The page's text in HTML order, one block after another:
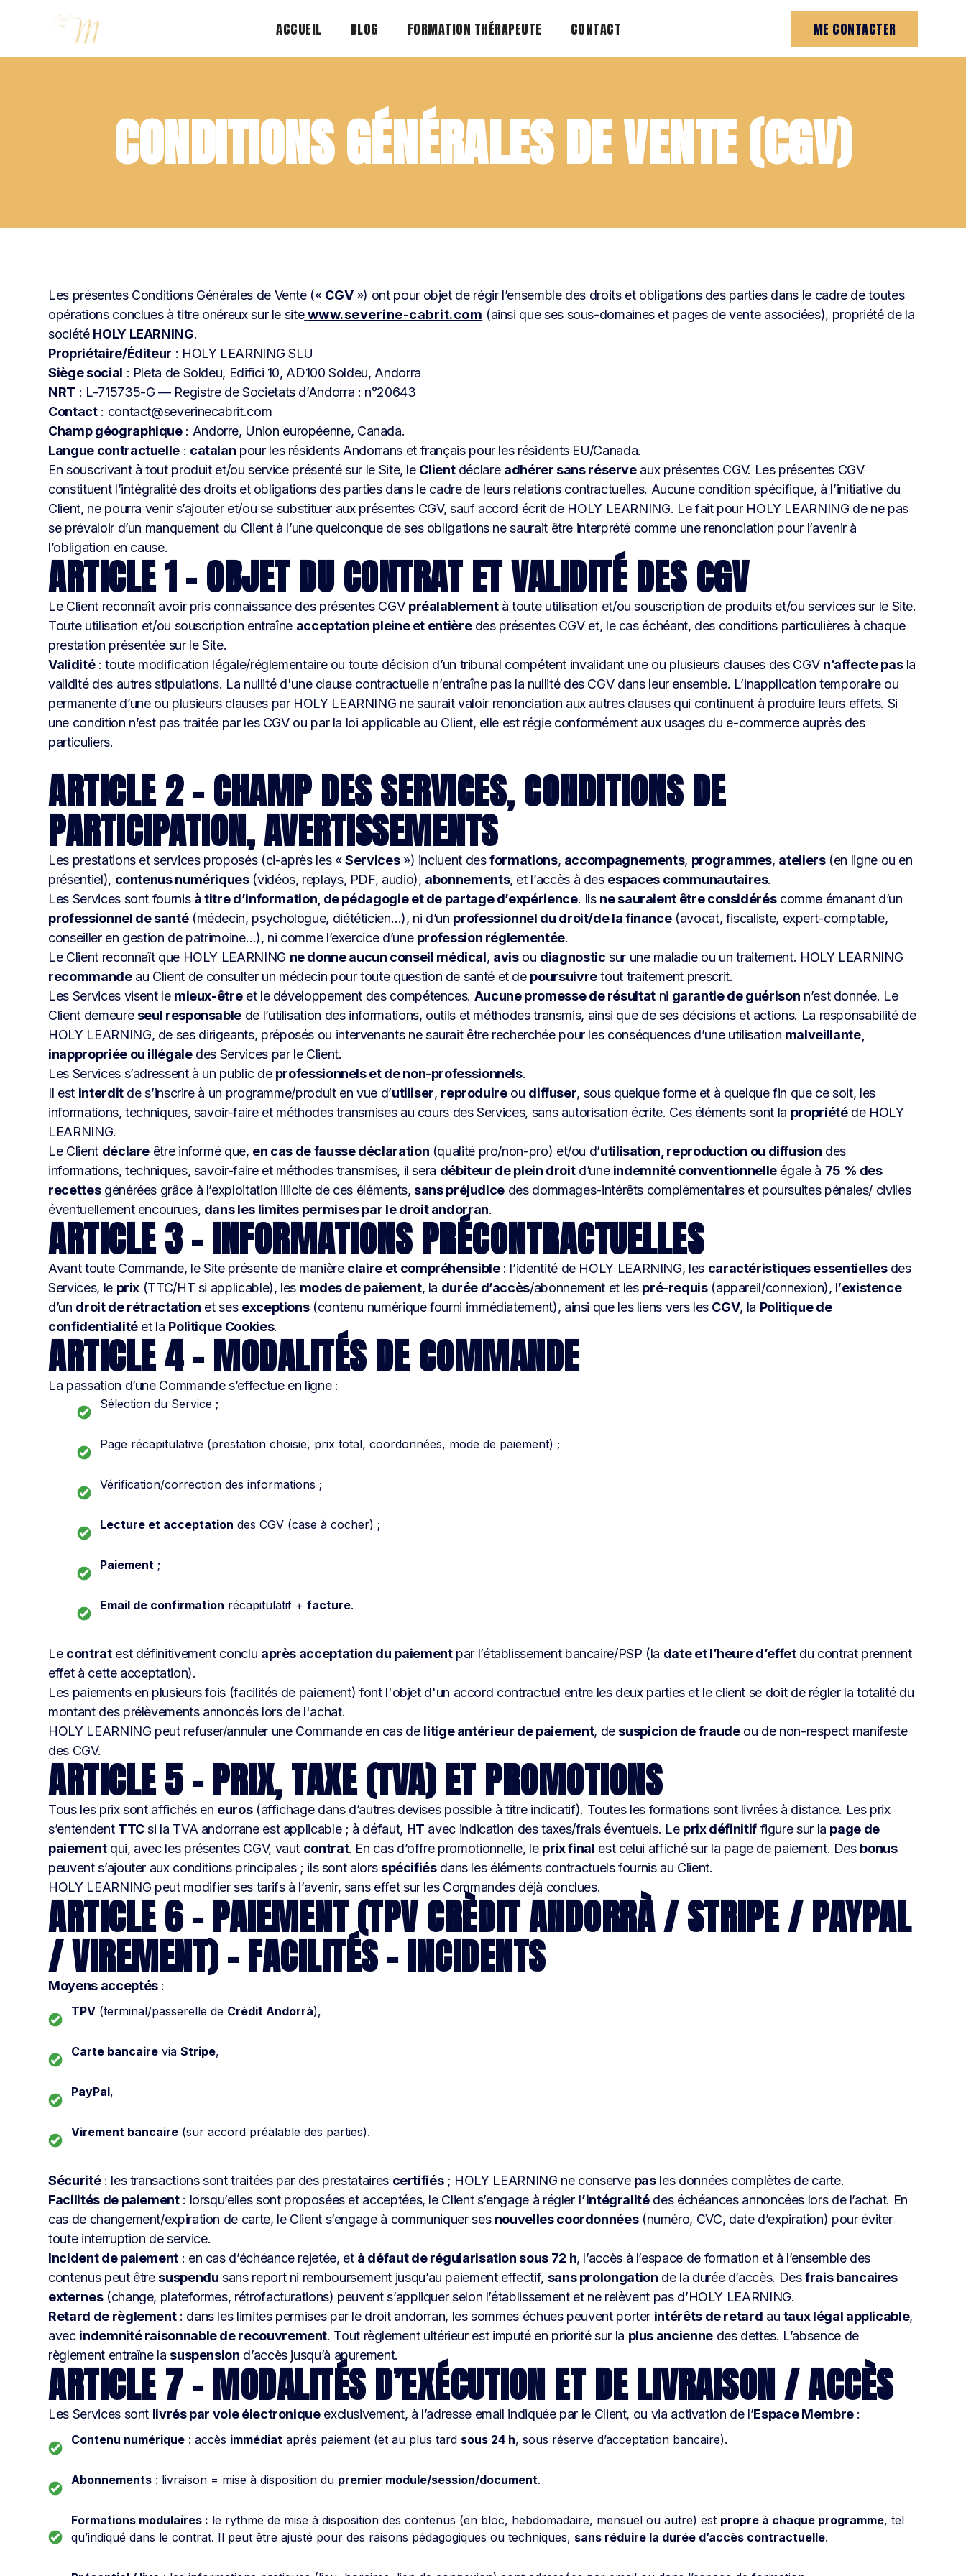
ACCUEIL BLOG FORMATION THÉRAPEUTE CONTACT ME CONTACTER
CONDITIONS GÉNÉRALES DE VENTE (CGV)
Les présentes Conditions Générales de Vente (« CGV») ont pour objet de régir l’ensemble des droits et obligations des parties dans le cadre de toutes
opérations conclues à titre onéreux sur le site www.severine-cabrit.com (ainsi que ses sous-domaines et pages de vente associées), propriété de la
société HOLY LEARNING.
Propriétaire/Éditeur : HOLY LEARNING SLU
Siège social : Pleta de Soldeu, Edifici 10, AD100 Soldeu, Andorra
NRT : L-715735-G — Registre de Societats d’Andorra : n°20643
Contact: contact@severinecabrit.com
Champ géographique: Andorre, Union européenne, Canada.
Langue contractuelle : catalan pour les résidents Andorrans et français pour les résidents EU/Canada.
En souscrivant à tout produit et/ou service présenté sur le Site, le Clientdéclare adhérer sans réserveaux présentes CGV. Les présentes CGV
constituent l’intégralité des droits et obligations des parties dans le cadre de leurs relations contractuelles. Aucune condition spécifique, à l’initiative du
Client, ne pourra venir s’ajouter et/ou se substituer aux présentes CGV, sauf accord écrit de HOLY LEARNING. Le fait pour HOLY LEARNING de ne pas
se prévaloir d’un manquement du Client à l’une quelconque de ses obligations ne saurait être interprété comme une renonciation pour l’avenir à
l’obligation en cause.
ARTICLE 1 – OBJET DU CONTRAT ET VALIDITÉ DES CGV
Le Client reconnaît avoir pris connaissance des présentes CGV préalablementà toute utilisation et/ou souscription de produits et/ou services sur le Site.
Toute utilisation et/ou souscription entraîne acceptation pleine et entièredes présentes CGV et, le cas échéant, des conditions particulières à chaque
prestation présentée sur le Site.
Validité: toute modification légale/réglementaire ou toute décision d’un tribunal compétent invalidant une ou plusieurs clauses des CGV n’affecte pasla
validité des autres stipulations. La nullité d'une clause contractuelle n’entraîne pas la nullité des CGV dans leur ensemble. L’inapplication temporaire ou
permanente d’une ou plusieurs clauses par HOLY LEARNING ne saurait valoir renonciation aux autres clauses qui continuent à produire leurs effets. Si
une condition n’est pas traitée par les CGV ou par la loi applicable au Client, elle est régie conformément aux usages du e-commerce auprès des
particuliers.
ARTICLE 2 – CHAMP DES SERVICES, CONDITIONS DE
PARTICIPATION, AVERTISSEMENTS
Les prestations et services proposés (ci-après les «Services») incluent desformations, accompagnements, programmes, ateliers(en ligne ou en
présentiel), contenus numériques(vidéos, replays, PDF, audio), abonnements, et l’accès à des espaces communautaires.
Les Services sont fournis à titre d’information, de pédagogie et de partage d’expérience. Ils ne sauraient être considéréscomme émanant d’un
professionnel de santé(médecin, psychologue, diététicien…), ni d’un professionnel du droit/de la finance(avocat, fiscaliste, expert-comptable,
conseiller en gestion de patrimoine…), ni comme l’exercice d’une profession réglementée.
Le Client reconnaît que HOLY LEARNING ne donne aucun conseil médical, avisou diagnostic sur une maladie ou un traitement. HOLY LEARNING
recommandeau Client de consulter un médecin pour toute question de santé et de poursuivretout traitement prescrit.
Les Services visent le mieux-êtreet le développement des compétences. Aucune promesse de résultatni garantie de guérison n’est donnée. Le
Client demeureseul responsable de l’utilisation des informations, outils et méthodes transmis, ainsi que de ses décisions et actions. La responsabilité de
HOLY LEARNING, de ses dirigeants, préposés ou intervenants ne saurait être recherchée pour les conséquences d’une utilisation malveillante,
inappropriée ou illégaledes Services par le Client.
Les Services s’adressent à un public de professionnels et de non-professionnels.
Il est interditde s’inscrire à un programme/produit en vue d’utiliser, reproduireou diffuser, sous quelque forme et à quelque fin que ce soit, les
informations, techniques, savoir-faire et méthodes transmises au cours des Services, sans autorisation écrite. Ces éléments sont la propriétéde HOLY
LEARNING.
Le Client déclare être informé que, en cas de fausse déclaration (qualité pro/non-pro) et/ou d’utilisation, reproduction ou diffusion des
informations, techniques, savoir-faire et méthodes transmises, il sera débiteur de plein droitd’une indemnité conventionnelleégale à 75 % des
recettesgénérées grâce à l’exploitation illicite de ces éléments,sans préjudice des dommages-intérêts complémentaires et poursuites pénales/ civiles
éventuellement encourues, dans les limites permises par le droit andorran.
ARTICLE 3 – INFORMATIONS PRÉCONTRACTUELLES
Avant toute Commande, le Site présente de manière claire et compréhensible: l’identité de HOLY LEARNING, les caractéristiques essentiellesdes
Services, le prix (TTC/HT si applicable), les modes de paiement, la durée d’accès/abonnement et les pré-requis(appareil/connexion), l’existence
d’un droit de rétractation et ses exceptions(contenu numérique fourni immédiatement), ainsi que les liens vers les CGV, la Politique de
confidentialitéet la Politique Cookies.
ARTICLE 4 – MODALITÉS DE COMMANDE
La passation d’une Commande s’effectue en ligne :
Sélection du Service ;
Page récapitulative (prestation choisie, prix total, coordonnées, mode de paiement) ;
Vérification/correction des informations ;
Lecture et acceptation des CGV (case à cocher) ;
Paiement ;
Email de confirmation récapitulatif +facture.
Le contratest définitivement conclu après acceptation du paiementpar l’établissement bancaire/PSP (la date et l’heure d’effetdu contrat prennent
effet à cette acceptation).
Les paiements en plusieurs fois (facilités de paiement) font l'objet d'un accord contractuel entre les deux parties et le client se doit de régler la totalité du
montant des prélèvements annoncés lors de l'achat.
HOLY LEARNING peut refuser/annuler une Commande en cas de litige antérieur de paiement, desuspicion de fraudeou de non-respect manifeste
des CGV.
ARTICLE 5 – PRIX, TAXE (TVA) ET PROMOTIONS
Tous les prix sont affichés en euros(affichage dans d’autres devises possible à titre indicatif). Toutes les formations sont livrées à distance. Les prix
s’entendent TTCsi la TVA andorrane est applicable ; à défaut, HT avec indication des taxes/frais éventuels. Le prix définitiffigure sur la page de
paiementqui, avec les présentes CGV, vaut contrat. En cas d’offre promotionnelle, le prix final est celui affiché sur la page de paiement. Des bonus
peuvent s’ajouter aux conditions principales ; ils sont alorsspécifiésdans les éléments contractuels fournis au Client.
HOLY LEARNING peut modifier ses tarifs à l’avenir, sans effet sur les Commandes déjà conclues.
ARTICLE 6 – PAIEMENT (TPV CRÈDIT ANDORRÀ / STRIPE / PAYPAL
/ VIREMENT) – FACILITÉS – INCIDENTS
Moyens acceptés:
TPV (terminal/passerelle de Crèdit Andorrà),
Carte bancaire viaStripe,
PayPal,
Virement bancaire (sur accord préalable des parties).
Sécurité: les transactions sont traitées par des prestataires certifiés; HOLY LEARNING ne conserve pasles données complètes de carte.
Facilités de paiement: lorsqu’elles sont proposées et acceptées, le Client s’engage à régler l’intégralitédes échéances annoncées lors de l’achat. En
cas de changement/expiration de carte, le Client s’engage à communiquer ses nouvelles coordonnées(numéro, CVC, date d’expiration) pour éviter
toute interruption de service.
Incident de paiement : en cas d’échéance rejetée, et à défaut de régularisation sous 72 h, l’accès à l’espace de formation et à l’ensemble des
contenus peut êtresuspendu sans report ni remboursement jusqu’au paiement effectif, sans prolongation de la durée d’accès. Desfrais bancaires
externes(change, plateformes, rétrofacturations) peuvent s’appliquer selon l’établissement et ne relèvent pas d’HOLY LEARNING.
Retard de règlement: dans les limites permises par le droit andorran, les sommes échues peuvent porter intérêts de retard au taux légal applicable,
avec indemnité raisonnable de recouvrement. Tout règlement ultérieur est imputé en priorité sur la plus anciennedes dettes. L’absence de
règlement entraîne lasuspension d’accès jusqu’à apurement.
ARTICLE 7 – MODALITÉS D’EXÉCUTION ET DE LIVRAISON / ACCÈS
Les Services sont livrés par voie électroniqueexclusivement, à l’adresse email indiquée par le Client, ou via activation de l’Espace Membre:
Contenu numérique : accès immédiat après paiement (et au plus tard sous 24 h, sous réserve d’acceptation bancaire).
Abonnements : livraison = mise à disposition du premier module/session/document.
Formations modulaires : le rythme de mise à disposition des contenus (en bloc, hebdomadaire, mensuel ou autre) est propre à chaque programme, tel
qu’indiqué dans le contrat. Il peut être ajusté pour des raisons pédagogiques ou techniques, sans réduire la durée d’accès contractuelle.